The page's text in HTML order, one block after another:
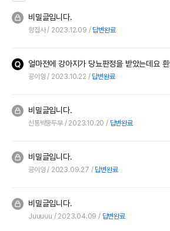
비밀글입니다.
향집사 2023.12.09 답변완료
굥이잉 2023.10.22 답변완료
비밀글입니다.
신통박뚱두부 2023.10.20 답변완료
비밀글입니다.
굥이잉 2023.09.27 답변완료
비밀글입니다.
Juuuuu 2023.04.09 답변완료